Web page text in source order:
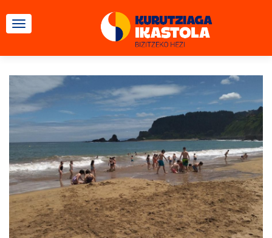
TOGGLE NAVIGATION